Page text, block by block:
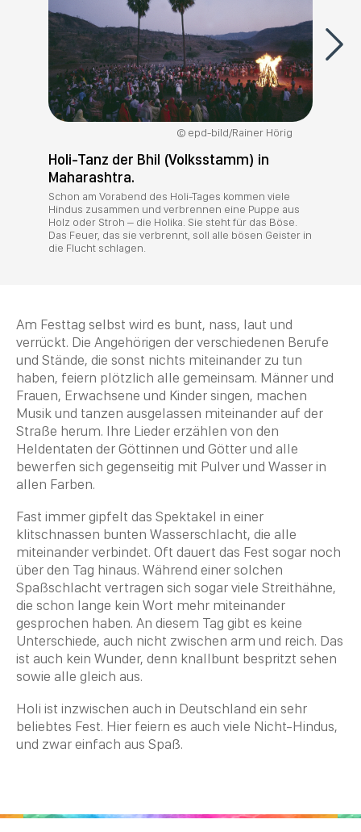
epd-bild/Rainer Hörig
Holi-Tanz der Bhil (Volksstamm) in
Maharashtra.
Schon am Vorabend des Holi-Tages kommen viele
Hindus zusammen und verbrennen eine Puppe aus
Holz oder Stroh – die Holika. Sie steht für das Böse.
Das Feuer, das sie verbrennt, soll alle bösen Geister in
die Flucht schlagen.
Am Festtag selbst wird es bunt, nass, laut und
verrückt. Die Angehörigen der verschiedenen Berufe
und Stände, die sonst nichts miteinander zu tun
haben, feiern plötzlich alle gemeinsam. Männer und
Frauen, Erwachsene und Kinder singen, machen
Musik und tanzen ausgelassen miteinander auf der
Straße herum. Ihre Lieder erzählen von den
Heldentaten der Göttinnen und Götter und alle
bewerfen sich gegenseitig mit Pulver und Wasser in
allen Farben.
Fast immer gipfelt das Spektakel in einer
klitschnassen bunten Wasserschlacht, die alle
miteinander verbindet. Oft dauert das Fest sogar noch
über den Tag hinaus. Während einer solchen
Spaßschlacht vertragen sich sogar viele Streithähne,
die schon lange kein Wort mehr miteinander
gesprochen haben. An diesem Tag gibt es keine
Unterschiede, auch nicht zwischen arm und reich. Das
ist auch kein Wunder, denn knallbunt bespritzt sehen
sowie alle gleich aus.
Holi ist inzwischen auch in Deutschland ein sehr
beliebtes Fest. Hier feiern es auch viele Nicht-Hindus,
und zwar einfach aus Spaß.